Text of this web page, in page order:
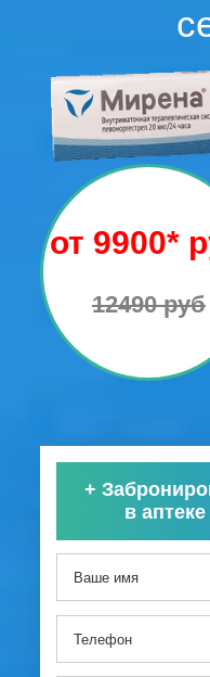
от 9900*
12490 руб
+
в